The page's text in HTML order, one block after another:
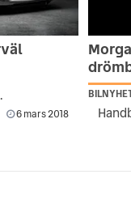
6 mars 2018